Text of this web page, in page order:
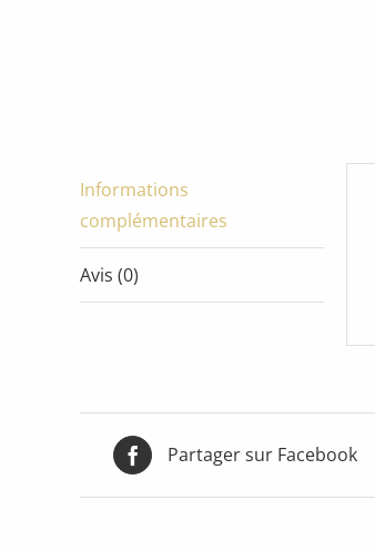
Informations
complémentaires
Avis (0)
Partager sur Facebook